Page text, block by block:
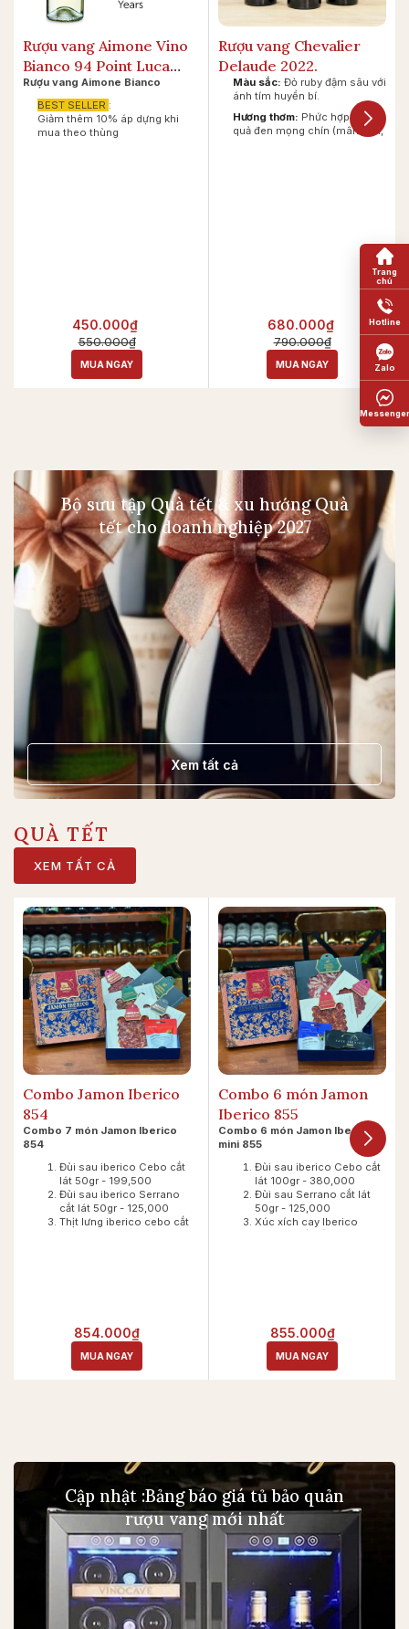
Rượu vang Aimone Vino
Bianco 94 Point Luca
Maroni.
Rượu vang Aimone Bianco
BEST SELLER :
Giảm thêm 10% áp dựng khi
mua theo thùng
450.000₫
550.000₫
MUA NGAY
Rượu vang Chevalier
Delaude 2022.
Màu sắc: Đỏ ruby đậm sâu với
ánh tím huyền bí.
Hương thơm: Phức hợp giữa
quả đen mọng chín (mâm xôi,
680.000₫
790.000₫
MUA NGAY
Bộ sưu tập Quà tết & xu hướng Quà
tết cho doanh nghiệp 2027
Xem tất cả
QUÀ TẾT
XEM TẤT CẢ
Combo Jamon Iberico
854
Combo 7 món Jamon Iberico
854
Đùi sau iberico Cebo cắt
lát 50gr - 199,500
Đùi sau iberico Serrano
cắt lát 50gr - 125,000
Thịt lưng iberico cebo cắt
Oliu xanh tách hat có gia
vi - Castelvetrano Olives
30 Gr - 39,000
Hộp Hoàng Gia - 15,000
854.000₫
MUA NGAY
Combo 6 món Jamon
Iberico 855
Combo 6 món Jamon Iberico
mini 855
Đùi sau iberico Cebo cắt
lát 100gr - 380,000
Đùi sau Serrano cắt lát
50gr - 125,000
Xúc xích cay Iberico
Hộp Hoàng Gia - 15.000
855.000₫
MUA NGAY
Cập nhật :Bảng báo giá tủ bảo quản
rượu vang mới nhất